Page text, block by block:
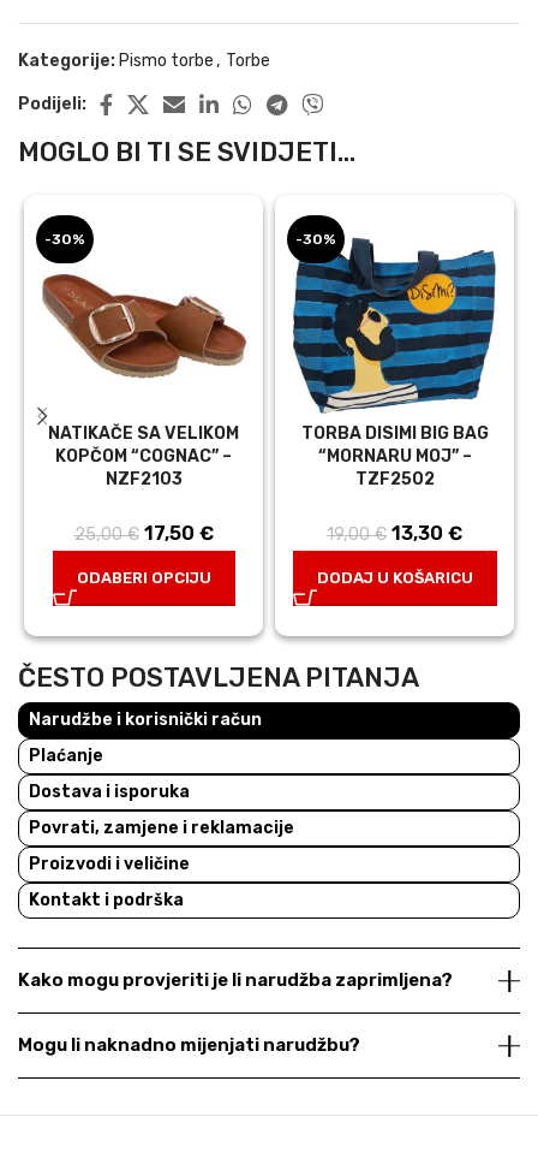
Kategorije: Pismo torbe, Torbe
Podijeli:
MOGLO BI TI SE SVIDJETI...
-30%
NATIKAČE SA VELIKOM
KOPČOM “COGNAC” –
NZF2103
25,00€
Izvorna
25,00 €.
17,50 €Trenutna
ODABERI OPCIJU
-30%
TORBA DISIMI BIG BAG
“MORNARU MOJ” –
TZF2502
19,00€
Izvorna
19,00 €.
13,30 €
13,30
DODAJ U KOŠARICU
ČESTO POSTAVLJENA PITANJA
Narudžbe i korisnički račun
Plaćanje
Dostava i isporuka
Povrati, zamjene i reklamacije
Proizvodi i veličine
Kontakt i podrška
Kako mogu provjeriti je li narudžba zaprimljena?
Mogu li naknadno mijenjati narudžbu?